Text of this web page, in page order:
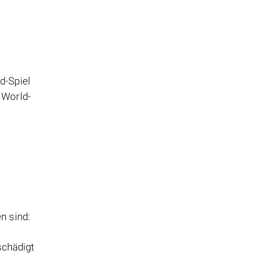
Spiel
sind: